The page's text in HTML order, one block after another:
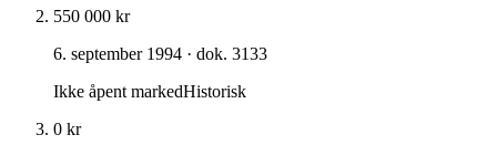
550 000 kr
6. september 1994 · dok. 3133
Ikke åpent markedHistorisk
0 kr